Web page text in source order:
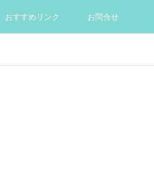
おすすめリンク お問合せ